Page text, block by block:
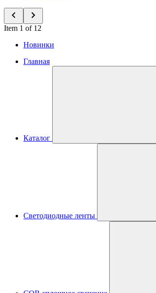
Item 1 of 12
Новинки
Главная
Каталог
Светодиодные ленты